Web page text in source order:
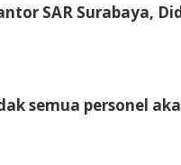
SAR Surabaya,
semua personel